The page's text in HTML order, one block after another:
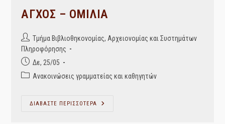
ΑΓΧΟΣ – ΟΜΙΛΙΑ
Post
author:
Τμήμα Βιβλιοθηκονομίας, Αρχειονομίας και Συστημάτων
Πληροφόρησης
Post
published:
Δε, 25/05
PostΑνακοινώσεις γραμματείας και καθηγητών
ΔΙΑΒΑΣΤΕ ΠΕΡΙΣΣΟΤΕΡΑ
ΑΓΧΟΣ